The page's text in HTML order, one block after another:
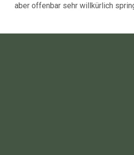
aber offenbar sehr willkürlich